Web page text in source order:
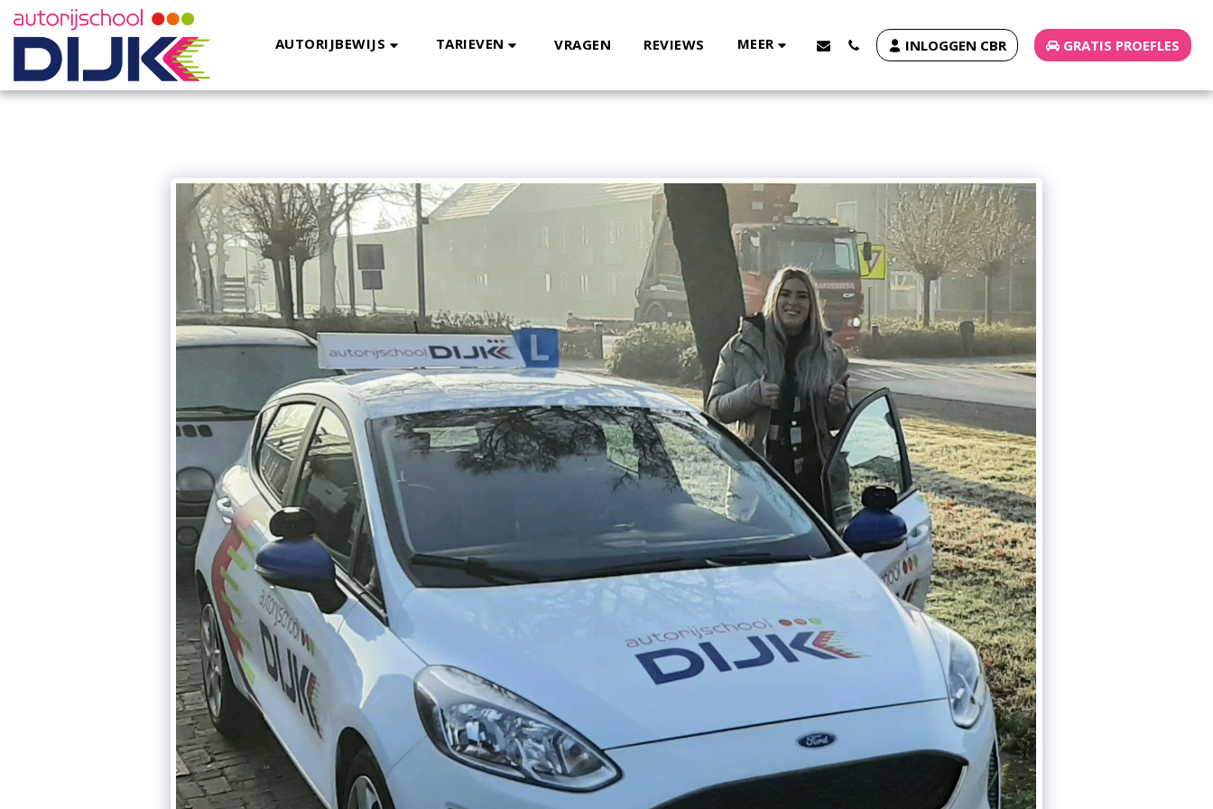
AUTORIJBEWIJS TARIEVEN VRAGEN REVIEWS MEER INLOGGEN CBR GRATIS PROEFLES